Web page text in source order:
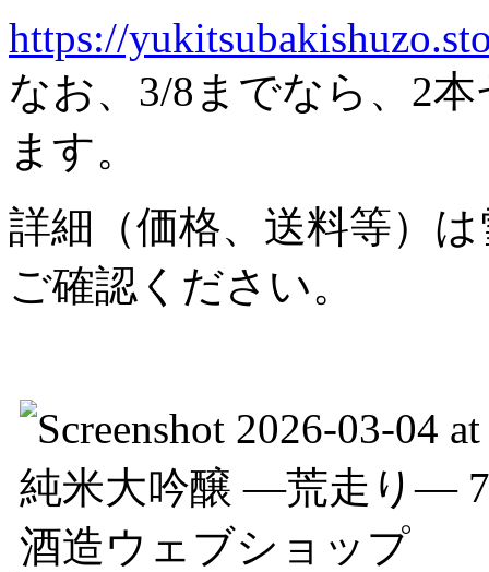
https://
なお、3/8までなら、2
ます。
詳細（価格、送料等）
ご確認ください。